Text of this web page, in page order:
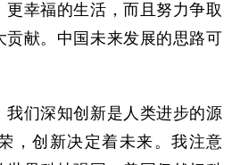
更幸福的生活，而且努力争取
贡献。中国未来发展的思路可
我们深知创新是人类进步的源
，创新决定着未来。我注意